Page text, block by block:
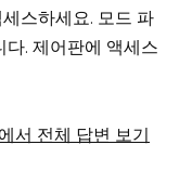
스하세요. 모드 파
다. 제어판에 액세스
전체 답변 보기